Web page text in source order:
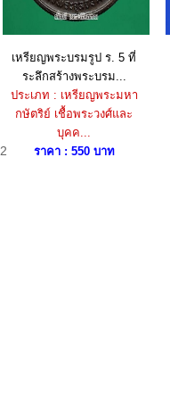
เหรียญพระบรมรูป ร. 5 ที่
ระลึกสร้างพระบรม...
ประเภท : เหรียญพระมหา
กษัตริย์ เชื้อพระวงศ์และ
บุคค...
ราคา : 550 บาท
2